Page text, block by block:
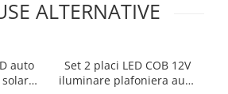
ALTERNATIVE
auto
Set 2 placi LED COB 12V
iluminare plafoniera auto